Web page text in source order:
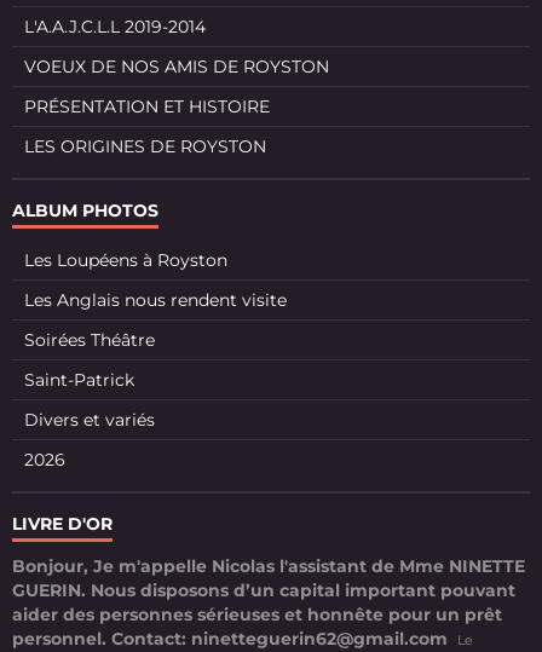
L'A.A.J.C.L.L 2019-2014
VOEUX DE NOS AMIS DE ROYSTON
PRÉSENTATION ET HISTOIRE
LES ORIGINES DE ROYSTON
ALBUM PHOTOS
Les Loupéens à Royston
Les Anglais nous rendent visite
Soirées Théâtre
Saint-Patrick
Divers et variés
2026
LIVRE D'OR
Bonjour, Je m'appelle Nicolas l'assistant de Mme NINETTE
GUERIN. Nous disposons d’un capital important pouvant
aider des personnes sérieuses et honnête pour un prêt
personnel. Contact: ninetteguerin62@gmail.com
Le